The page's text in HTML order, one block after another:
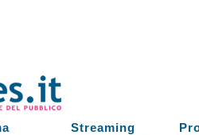
Streaming